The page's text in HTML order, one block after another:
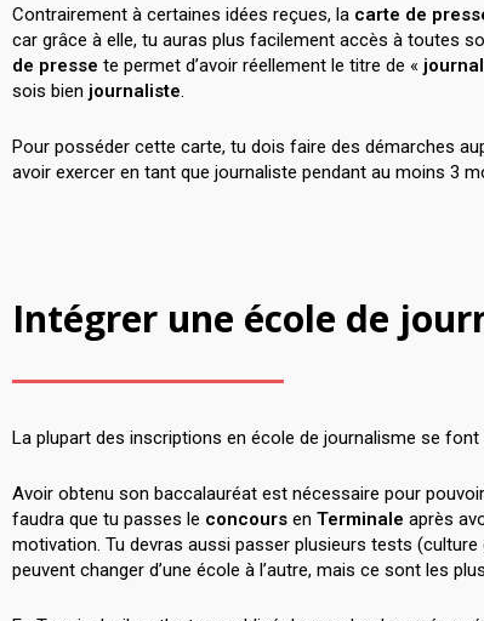
Contrairement à certaines idées reçues, la carte de
car grâce à elle, tu auras plus facilement accès à toutes
de presse te permet d’avoir réellement le titre de «
sois bien journaliste.
Pour posséder cette carte, tu dois faire des démarches
avoir exercer en tant que journaliste pendant au moins 3
Intégrer une école de
La plupart des inscriptions en école de journalisme se font
Avoir obtenu son baccalauréat est nécessaire pour
faudra que tu passes le concours en Terminale après
motivation. Tu devras aussi passer plusieurs tests
peuvent changer d’une école à l’autre, mais ce sont les